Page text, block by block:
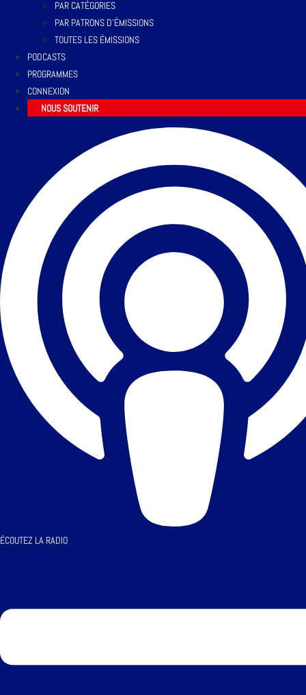
PAR CATÉGORIES
PAR PATRONS D’ÉMISSIONS
TOUTES LES ÉMISSIONS
PODCASTS
PROGRAMMES
CONNEXION
NOUS SOUTENIR
ÉCOUTEZ LA RADIO